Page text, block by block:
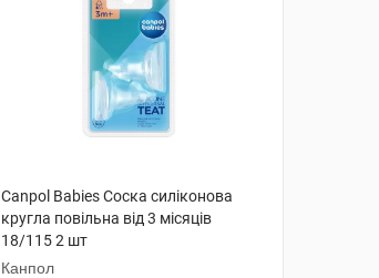
Canpol Babies Соска силіконова
кругла повільна від 3 місяців
18/115 2 шт
Канпол